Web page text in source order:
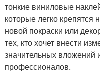
тонкие виниловые
которые легко крепятся
новой покраски или
тех, кто хочет внести
значительных вложений
профессионалов.